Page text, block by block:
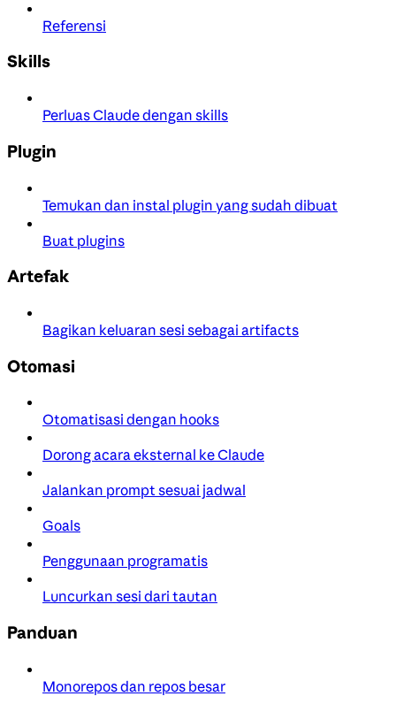
Referensi
Skills
Perluas Claude dengan skills
Plugin
Temukan dan instal plugin yang sudah dibuat
Buat plugins
Artefak
Bagikan keluaran sesi sebagai artifacts
Otomasi
Otomatisasi dengan hooks
Dorong acara eksternal ke Claude
Jalankan prompt sesuai jadwal
Goals
Penggunaan programatis
Luncurkan sesi dari tautan
Panduan
Monorepos dan repos besar